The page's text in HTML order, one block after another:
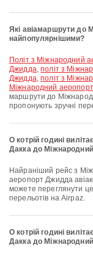
Які авіамаршрути до
найпопулярнішими?
політ з Міжнародний аеропорт Куала-Лумпур в Міжнародний аеропорт
Джидда,політ з
Джидда,політ з
Міжнародний
маршрути до
пропонують зручні
О котрій годині
Дакка до
Найраніший рейс з Міжнародний аеропорт Дакка до Міжнародний
аеропорт Джидда
можете переглянути
перельотів на Airpaz.
О котрій годині
Дакка до